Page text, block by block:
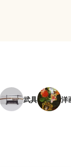
武具 洋